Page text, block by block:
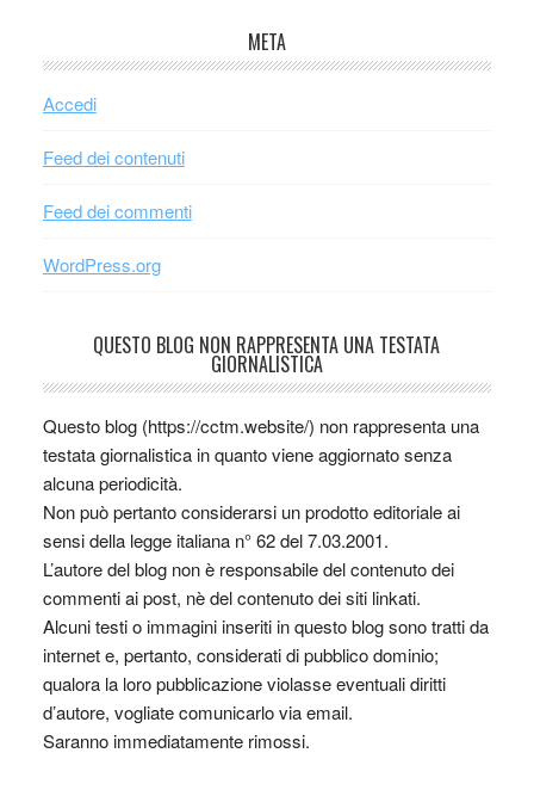
META
Accedi
Feed dei contenuti
Feed dei commenti
WordPress.org
QUESTO BLOG NON RAPPRESENTA UNA TESTATA
GIORNALISTICA
Questo blog (https://cctm.website/) non rappresenta una
testata giornalistica in quanto viene aggiornato senza
alcuna periodicità.
Non può pertanto considerarsi un prodotto editoriale ai
sensi della legge italiana n° 62 del 7.03.2001.
L’autore del blog non è responsabile del contenuto dei
commenti ai post, nè del contenuto dei siti linkati.
Alcuni testi o immagini inseriti in questo blog sono tratti da
internet e, pertanto, considerati di pubblico dominio;
qualora la loro pubblicazione violasse eventuali diritti
d’autore, vogliate comunicarlo via email.
Saranno immediatamente rimossi.